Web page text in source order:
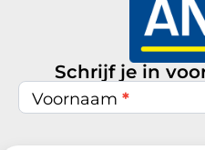
Schrijf je in
Nieuwsbrief
inschrijven
Voornaam *